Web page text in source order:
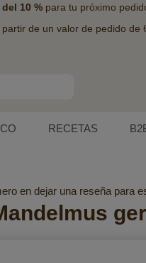
10 %para tu próximo
de un valor de pedido de
RECETAS
en dejar una reseña para